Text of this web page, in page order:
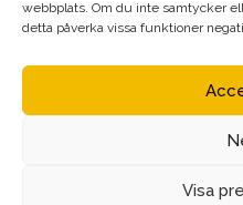
webbplats. Om du inte samtycker
detta påverka vissa funktioner
Visa
Agnetha